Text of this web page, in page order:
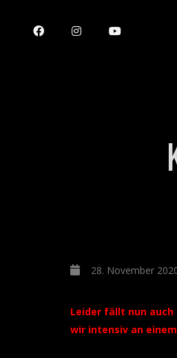
28. November
Leider fällt nun auch
wir intensiv an